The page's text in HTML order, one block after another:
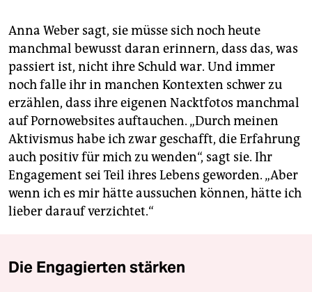
Anna Weber sagt, sie müsse sich noch heute
manchmal bewusst daran erinnern, dass das, was
passiert ist, nicht ihre Schuld war. Und immer
noch falle ihr in manchen Kontexten schwer zu
erzählen, dass ihre eigenen Nacktfotos manchmal
auf Pornowebsites auftauchen. „Durch meinen
Aktivismus habe ich zwar geschafft, die Erfahrung
auch positiv für mich zu wenden“, sagt sie. Ihr
Engagement sei Teil ihres Lebens geworden. „Aber
wenn ich es mir hätte aussuchen können, hätte ich
lieber darauf verzichtet.“
Die Engagierten stärken